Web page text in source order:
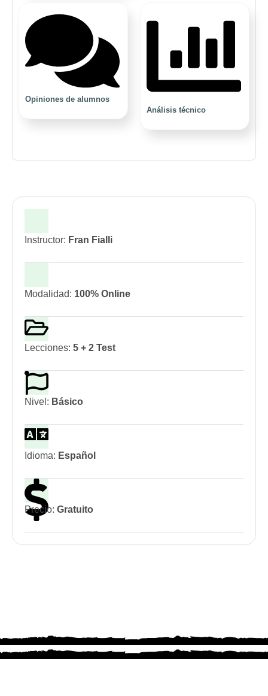
Opiniones de alumnos
Análisis técnico
Instructor: Fran Fialli
Modalidad: 100% Online
Lecciones: 5 + 2 Test
Nivel: Básico
Idioma: Español
Precio: Gratuito